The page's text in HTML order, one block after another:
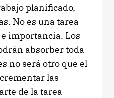
planificado,
No es una tarea
importancia. Los
absorber toda
no será otro que el
las
de la tarea